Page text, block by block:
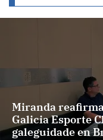
Miranda
Galicia Esporte
galeguidade en